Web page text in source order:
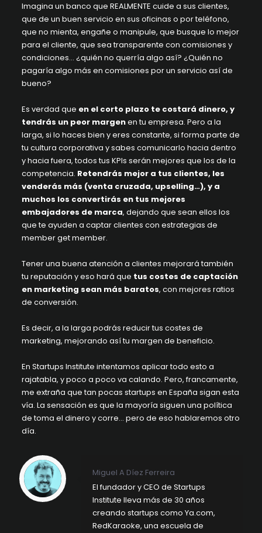
Imagina un banco que REALMENTE cuide a sus clientes,
que de un buen servicio en sus oficinas o por teléfono,
que no mienta, engañe o manipule, que busque lo mejor
para el cliente, que sea transparente con comisiones y
condiciones… ¿quién no querría algo así? ¿Quién no
pagaría algo más en comisiones por un servicio así de
bueno?
Es verdad que en el corto plazo te costará dinero, y
tendrás un peor margenen tu empresa. Pero a la
larga, si lo haces bien y eres constante, si forma parte de
tu cultura corporativa y sabes comunicarlo hacia dentro
y hacia fuera, todos tus KPIs serán mejores que los de la
competencia. Retendrás mejor a tus clientes, les
venderás más (venta cruzada, upselling…), y a
muchos los convertirás en tus mejores
embajadores de marca, dejando que sean ellos los
que te ayuden a captar clientes con estrategias de
member get member.
Tener una buena atención a clientes mejorará también
tu reputación y eso hará que tus costes de captación
en marketing sean más baratos, con mejores ratios
de conversión.
Es decir, a la larga podrás reducir tus costes de
marketing, mejorando así tu margen de beneficio.
En Startups Institute intentamos aplicar todo esto a
rajatabla, y poco a poco va calando. Pero, francamente,
me extraña que tan pocas startups en España sigan esta
vía. La sensación es que la mayoría siguen una política
de toma el dinero y corre… pero de eso hablaremos otro
día.
Miguel A Díez Ferreira
El fundador y CEO de Startups
Institute lleva más de 30 años
creando startups como Ya.com,
RedKaraoke, una escuela de